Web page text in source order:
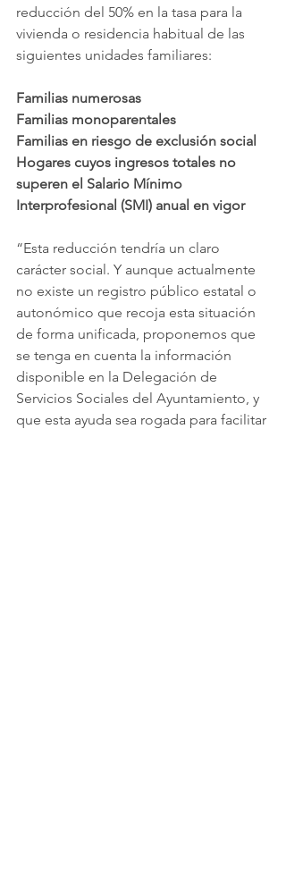
reducción del 50% en la tasa para la
vivienda o residencia habitual de las
siguientes unidades familiares:
Familias numerosas
Familias monoparentales
Familias en riesgo de exclusión social
Hogares cuyos ingresos totales no
superen el Salario Mínimo
Interprofesional (SMI) anual en vigor
“Esta reducción tendría un claro
carácter social. Y aunque actualmente
no existe un registro público estatal o
autonómico que recoja esta situación
de forma unificada, proponemos que
se tenga en cuenta la información
disponible en la Delegación de
Servicios Sociales del Ayuntamiento, y
que esta ayuda sea rogada para facilitar